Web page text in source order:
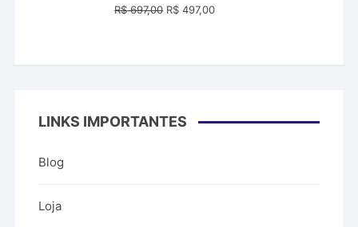
R$697,00 O
R$ 497,00O
LINKS IMPORTANTES
Blog
Loja